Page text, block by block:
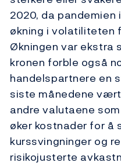
2020, da
økning i volatiliteten
Økningen var ekstra
kronen forble også
handelspartnere en
siste månedene
andre valutaene
øker kostnader for å
kurssvingninger og
risikojusterte